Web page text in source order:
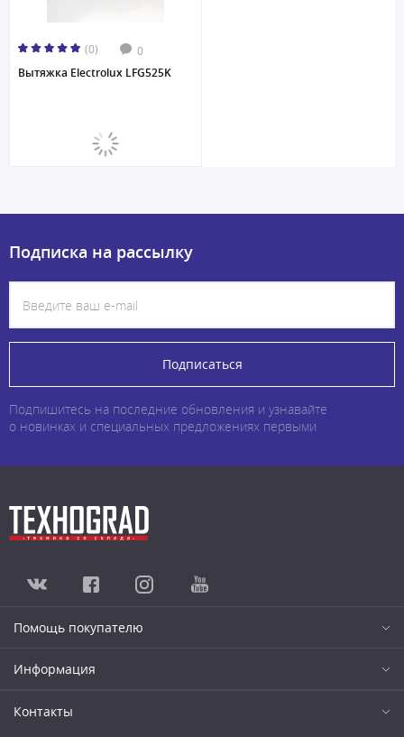
(0) 0
Вытяжка Electrolux LFG525K
Подписка на рассылку
Подписаться
Подпишитесь на последние обновления и узнавайте
о новинках и специальных предложениях первыми
Помощь покупателю
Информация
Контакты